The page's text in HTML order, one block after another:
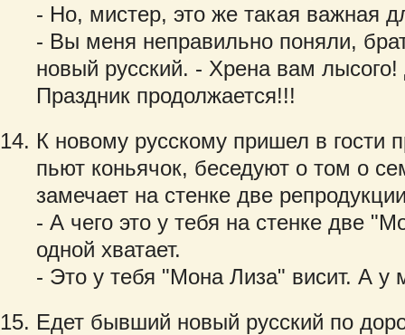
- Но, мистер, это же такая важная
- Вы меня неправильно поняли,
новый русский. - Хрена вам
Праздник продолжается!!!
К новому русскому пришел в гости
пьют коньячок, беседуют о том о
замечает на стенке две
- А чего это у тебя на стенке две
одной хватает.
- Это у тебя "Мона Лиза" висит. А у
Едет бывший новый русский по